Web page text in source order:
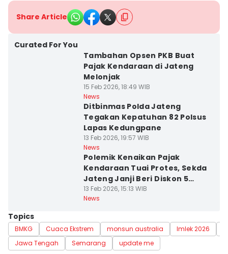
Share Article
Curated For You
Tambahan Opsen PKB Buat
Pajak Kendaraan di Jateng
Melonjak
15 Feb 2026, 18:49 WIB
News
Ditbinmas Polda Jateng
Tegakan Kepatuhan 82 Polsus
Lapas Kedungpane
13 Feb 2026, 19:57 WIB
News
Polemik Kenaikan Pajak
Kendaraan Tuai Protes, Sekda
Jateng Janji Beri Diskon 5
Persen
13 Feb 2026, 15:13 WIB
News
Topics
BMKG Cuaca Ekstrem monsun australia Imlek 2026
Jawa Tengah
Semarang update me